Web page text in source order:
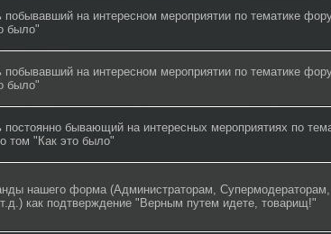
побывавший на интересном мероприятии по тематике
было"
побывавший на интересном мероприятии по тематике
было"
постоянно бывающий на интересных мероприятиях по
том "Как это было"
нашего форма (Администраторам, Супермодераторам,
как подтверждение "Верным путем идете, товарищ!"